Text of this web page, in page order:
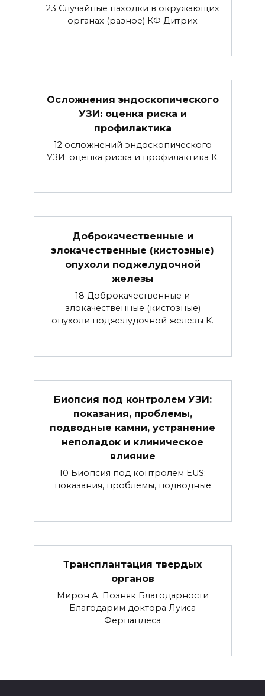
23 Случайные находки в окружающих
органах (разное) КФ Дитрих
Осложнения эндоскопического
УЗИ: оценка риска и
профилактика
12 осложнений эндоскопического
УЗИ: оценка риска и профилактика К.
Доброкачественные и
злокачественные (кистозные)
опухоли поджелудочной
железы
18 Доброкачественные и
злокачественные (кистозные)
опухоли поджелудочной железы К.
Биопсия под контролем УЗИ:
показания, проблемы,
подводные камни, устранение
неполадок и клиническое
влияние
10 Биопсия под контролем EUS:
показания, проблемы, подводные
Трансплантация твердых
органов
Мирон А. Позняк Благодарности
Благодарим доктора Луиса
Фернандеса